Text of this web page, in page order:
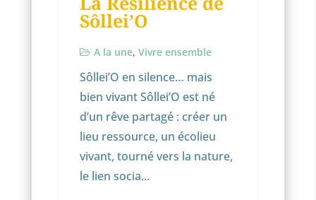
Sôllei’O
A la une,Vivre ensemble
Sôllei’O en silence… mais
bien vivant Sôllei’O est né
d’un rêve partagé : créer un
lieu ressource, un écolieu
vivant, tourné vers la nature,
le lien socia...